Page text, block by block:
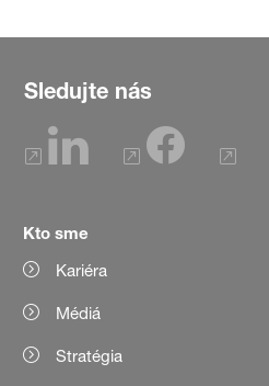
Sledujte nás
Kto sme
Kariéra
Médiá
Stratégia